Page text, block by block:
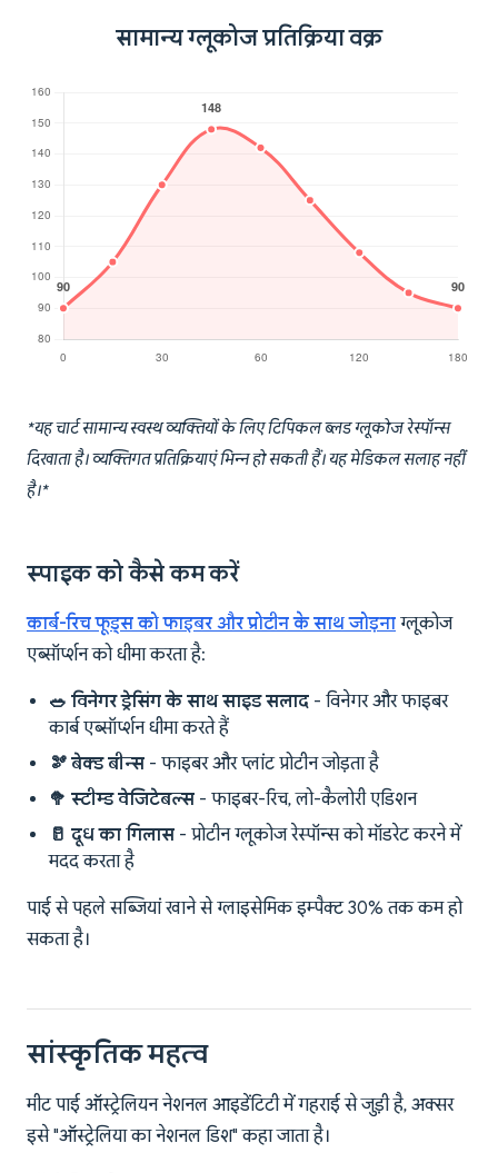
सामान्य ग्लूकोज प्रतिक्रिया वक्र
*यह चार्ट सामान्य स्वस्थ व्यक्तियों के लिए टिपिकल ब्लड ग्लूकोज रेस्पॉन्स
दिखाता है। व्यक्तिगत प्रतिक्रियाएं भिन्न हो सकती हैं। यह मेडिकल सलाह नहीं
है।*
स्पाइक को कैसे कम करें
कार्ब-रिच फूड्स को फाइबर और प्रोटीन के साथ जोड़ना ग्लूकोज
एब्सॉर्प्शन को धीमा करता है:
🥗 विनेगर ड्रेसिंग के साथ साइड सलाद - विनेगर और फाइबर
कार्ब एब्सॉर्प्शन धीमा करते हैं
🫘 बेक्ड बीन्स - फाइबर और प्लांट प्रोटीन जोड़ता है
🥦 स्टीम्ड वेजिटेबल्स - फाइबर-रिच, लो-कैलोरी एडिशन
🥛 दूध का गिलास - प्रोटीन ग्लूकोज रेस्पॉन्स को मॉडरेट करने में
मदद करता है
पाई से पहले सब्जियां खाने से ग्लाइसेमिक इम्पैक्ट 30% तक कम हो
सकता है।
सांस्कृतिक महत्व
मीट पाई ऑस्ट्रेलियन नेशनल आइडेंटिटी में गहराई से जुड़ी है, अक्सर
इसे "ऑस्ट्रेलिया का नेशनल डिश" कहा जाता है।